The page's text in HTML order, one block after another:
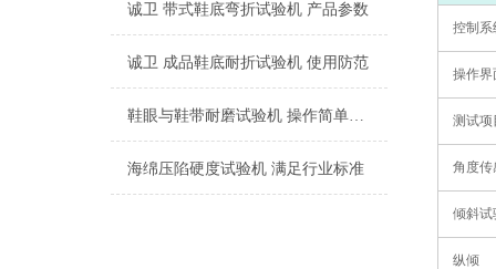
诚卫 带式鞋底弯折试验机 产品参数
诚卫 成品鞋底耐折试验机 使用防范
鞋眼与鞋带耐磨试验机 操作简单易学
海绵压陷硬度试验机 满足行业标准
控制系
操作界
测试项
角度传
倾斜试
纵倾